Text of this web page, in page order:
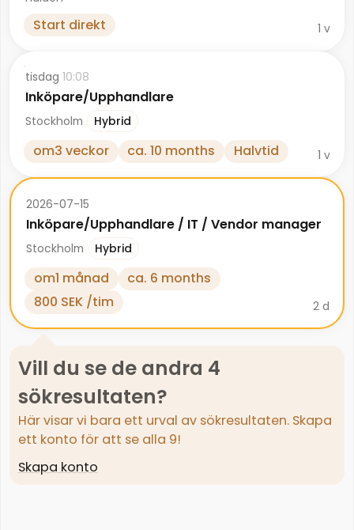
Start direkt 1 v
tisdag10:08
Inköpare/Upphandlare
Stockholm Hybrid
om3 veckor ca. 10 months Halvtid 1 v
2026-07-15
Inköpare/Upphandlare / IT / Vendor manager
Stockholm Hybrid
om1 månad
ca. 6 months
800 SEK /tim
2 d
Vill du se de andra 4
sökresultaten?
Här visar vi bara ett urval av sökresultaten. Skapa
ett konto för att se alla 9!
Skapa konto